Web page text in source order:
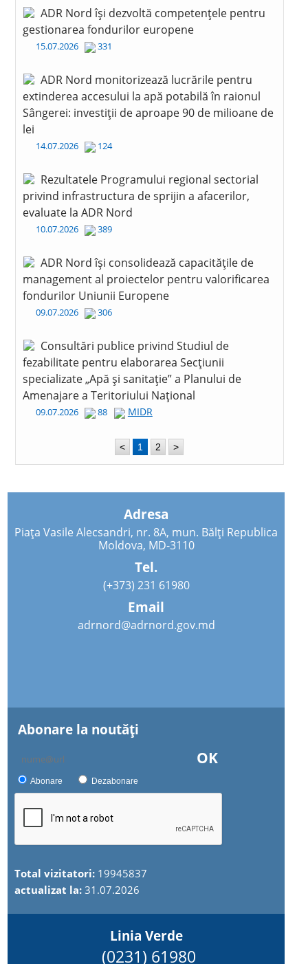
ADR Nord își dezvoltă competențele pentru
gestionarea fondurilor europene
15.07.2026 331
ADR Nord monitorizează lucrările pentru
extinderea accesului la apă potabilă în raionul
Sângerei: investiții de aproape 90 de milioane de
lei
14.07.2026 124
Rezultatele Programului regional sectorial
privind infrastructura de sprijin a afacerilor,
evaluate la ADR Nord
10.07.2026 389
ADR Nord își consolidează capacitățile de
management al proiectelor pentru valorificarea
fondurilor Uniunii Europene
09.07.2026 306
Consultări publice privind Studiul de
fezabilitate pentru elaborarea Secțiunii
specializate „Apă și sanitație” a Planului de
Amenajare a Teritoriului Național
09.07.2026 88 MIDR
< 1 2 >
Adresa
Piața Vasile Alecsandri, nr. 8A, mun. Bălți Republica
Moldova, MD-3110
Tel.
(+373) 231 61980
Email
adrnord@adrnord.gov.md
Abonare la noutăţi
OK
Abonare Dezabonare
Total vizitatori: 19945837
actualizat la:31.07.2026
Linia Verde
(0231) 61980